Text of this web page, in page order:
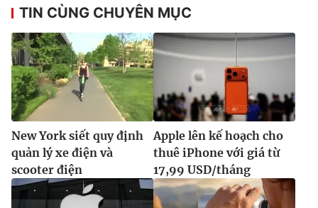
Giấy phép hoạt động báo in và báo điện tử số 483/GP-BTTTT
cấp ngày 29/12/2023
Tổng Biên tập:Vũ Thanh Thủy
Phó Tổng Biên tập:Nguyễn Thị Mỹ Hạnh, Phạm Quốc Thắng,
Nguyễn Trọng Ninh
Tổng đài VTV:
024.38 355 931 - 024.38 355 932
Ðiện thoại Thời báo VTV:
Email:
toasoan@vtv.vn
Liên hệ quảng cáo:
024-7300.7108
TIN CÙNG CHUYÊN MỤC
New York siết quy định
quản lý xe điện và
scooter điện
Apple lên kế hoạch cho
thuê iPhone với giá từ
17,99 USD/tháng